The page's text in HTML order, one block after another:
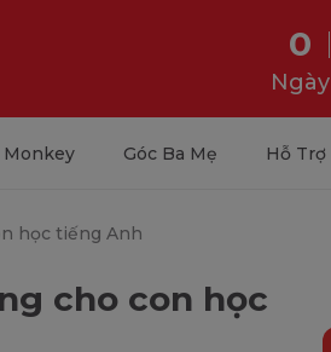
0
Ngày
Monkey Góc Ba Mẹ Hỗ Trợ
học tiếng Anh
cho con học